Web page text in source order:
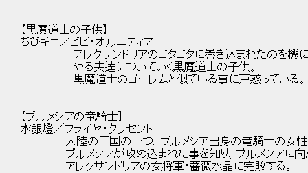
【黒魔道士の子供】
ちびギコ／ビビ・オルニティア
アレクサンドリアのゴタゴタに巻き込まれたのを機に
やる夫達についていく黒魔道士の子供。
黒魔道士のゴーレムと似ている事に戸惑っている。
【ブルメシアの竜騎士】
水銀燈／フライヤ・クレセント
大陸の三国の一つ、ブルメシア出身の竜騎士の女性
ブルメシアが攻め込まれた事を知り、ブルメシアに向
アレクサンドリアの女将軍・薔薇水晶に完敗する。